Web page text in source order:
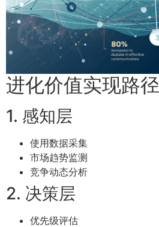
进化价值实现路径
1. 感知层
使用数据采集
市场趋势监测
竞争动态分析
2. 决策层
优先级评估